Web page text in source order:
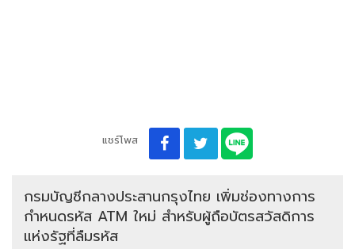
แชร์โพส
กรมบัญชีกลางประสานกรุงไทย เพิ่มช่องทางการ
กำหนดรหัส ATM ใหม่ สำหรับผู้ถือบัตรสวัสดิการ
แห่งรัฐที่ลืมรหัส